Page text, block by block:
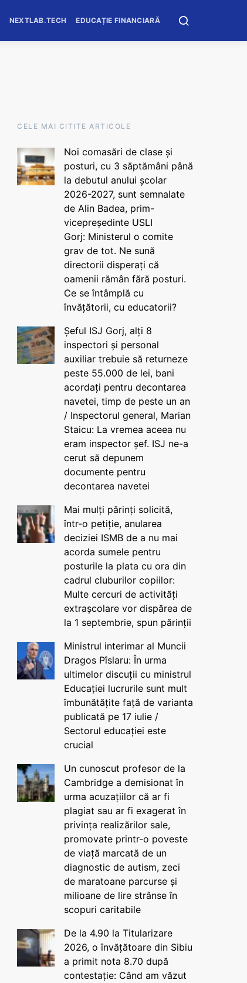
NEXTLAB.TECH EDUCAȚIE FINANCIARĂ
CELE MAI CITITE ARTICOLE
Noi comasări de clase și
posturi, cu 3 săptămâni până
la debutul anului școlar
2026-2027, sunt semnalate
de Alin Badea, prim-
vicepreședinte USLI
Gorj: Ministerul o comite
grav de tot. Ne sună
directorii disperați că
oamenii rămân fără posturi.
Ce se întâmplă cu
învățătorii, cu educatorii?
Șeful ISJ Gorj, alți 8
inspectori și personal
auxiliar trebuie să returneze
peste 55.000 de lei, bani
acordați pentru decontarea
navetei, timp de peste un an
/ Inspectorul general, Marian
Staicu: La vremea aceea nu
eram inspector șef. ISJ ne-a
cerut să depunem
documente pentru
decontarea navetei
Mai mulți părinți solicită,
într-o petiție, anularea
deciziei ISMB de a nu mai
acorda sumele pentru
posturile la plata cu ora din
cadrul cluburilor copiilor:
Multe cercuri de activități
extrașcolare vor dispărea de
la 1 septembrie, spun părinții
Ministrul interimar al Muncii
Dragos Pîslaru: În urma
ultimelor discuții cu ministrul
Educației lucrurile sunt mult
îmbunătățite față de varianta
publicată pe 17 iulie /
Sectorul educației este
crucial
Un cunoscut profesor de la
Cambridge a demisionat în
urma acuzațiilor că ar fi
plagiat sau ar fi exagerat în
privința realizărilor sale,
promovate printr-o poveste
de viață marcată de un
diagnostic de autism, zeci
de maratoane parcurse și
milioane de lire strânse în
scopuri caritabile
De la 4.90 la Titularizare
2026, o învățătoare din Sibiu
a primit nota 8.70 după
contestație: Când am văzut